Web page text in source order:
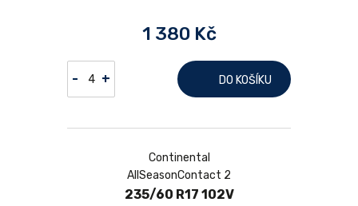
1 380 Kč
- + DO KOŠÍKU
Continental
AllSeasonContact 2
235/60 R17 102V